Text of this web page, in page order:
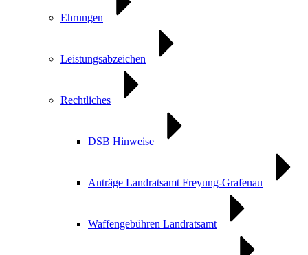
Ehrungen
Leistungsabzeichen
Rechtliches
DSB Hinweise
Anträge Landratsamt Freyung-Grafenau
Waffengebühren Landratsamt